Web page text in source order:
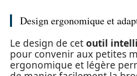
Design ergonomique et
Le design de cetoutil
pour convenir aux petites
ergonomique et légère